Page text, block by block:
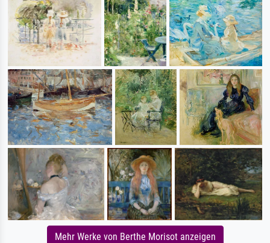
Mehr Werke von Berthe Morisot anzeigen